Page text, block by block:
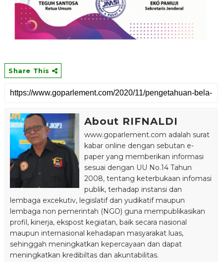
Share This
About RIFNALDI
www.goparlement.com adalah surat
kabar online dengan sebutan e-
paper yang memberikan informasi
sesuai dengan UU No.14 Tahun
2008, tentang keterbukaan infomasi
publik, terhadap instansi dan
lembaga excekutiv, legislatif dan yudikatif maupun
lembaga non pemerintah (NGO) guna mempublikasikan
profil, kinerja, ekspost kegiatan, baik secara nasional
maupun internasional kehadapan masyarakat luas,
sehinggah meningkatkan kepercayaan dan dapat
meningkatkan kredibiltas dan akuntabilitas.